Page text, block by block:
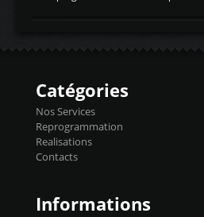
d'admissiontemp
Injecteurs + Flashpro 1370€
précise et performante. Vous
basculer de la carto sans plomb à
l'aide du flashpro OPTION
Reprog SP 98 sur le calculateur
450€ TTC Un gain d'environ 10cv et
Catégories
Nos Services
Reprogrammation
Realisations
Contacts
Informations